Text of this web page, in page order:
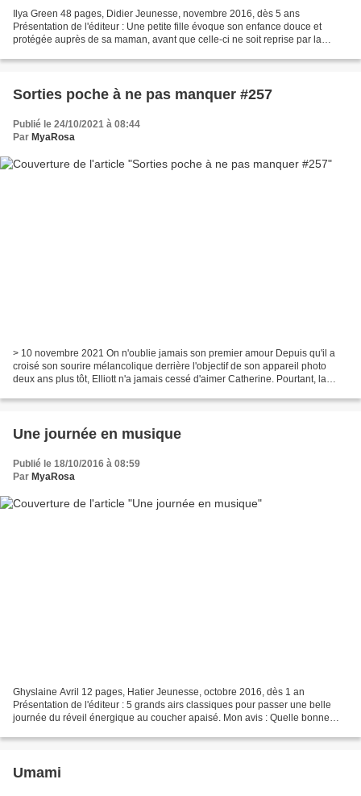
Ilya Green 48 pages, Didier Jeunesse, novembre 2016, dès 5 ans
Présentation de l'éditeur : Une petite fille évoque son enfance douce et
protégée auprès de sa maman, avant que celle-ci ne soit reprise par la
Sorties poche à ne pas manquer #257
Publié le 24/10/2021 à 08:44
Par MyaRosa
> 10 novembre 2021 On n'oublie jamais son premier amour Depuis qu'il a
croisé son sourire mélancolique derrière l'objectif de son appareil photo
deux ans plus tôt, Elliott n'a jamais cessé d'aimer Catherine. Pourtant, la
Une journée en musique
Publié le 18/10/2016 à 08:59
Par MyaRosa
Ghyslaine Avril 12 pages, Hatier Jeunesse, octobre 2016, dès 1 an
Présentation de l'éditeur : 5 grands airs classiques pour passer une belle
journée du réveil énergique au coucher apaisé. Mon avis : Quelle bonne
Umami